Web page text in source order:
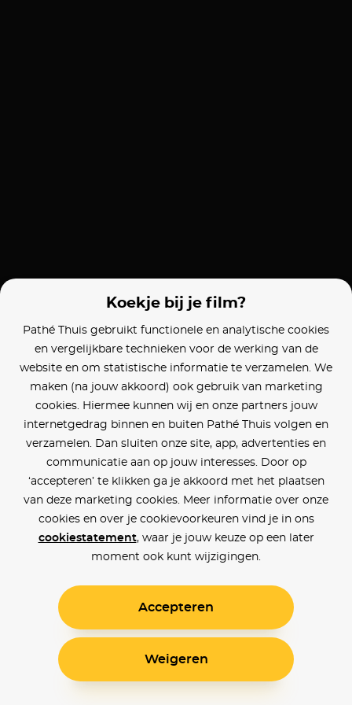
Koekje bij je film?
Pathé Thuis gebruikt functionele en analytische cookies
en vergelijkbare technieken voor de werking van de
website en om statistische informatie te verzamelen. We
maken (na jouw akkoord) ook gebruik van marketing
cookies. Hiermee kunnen wij en onze partners jouw
internetgedrag binnen en buiten Pathé Thuis volgen en
verzamelen. Dan sluiten onze site, app, advertenties en
communicatie aan op jouw interesses. Door op
‘accepteren’ te klikken ga je akkoord met het plaatsen
van deze marketing cookies. Meer informatie over onze
cookies en over je cookievoorkeuren vind je in ons
cookiestatement, waar je jouw keuze op een later
moment ook kunt wijzigingen.
Accepteren
Weigeren